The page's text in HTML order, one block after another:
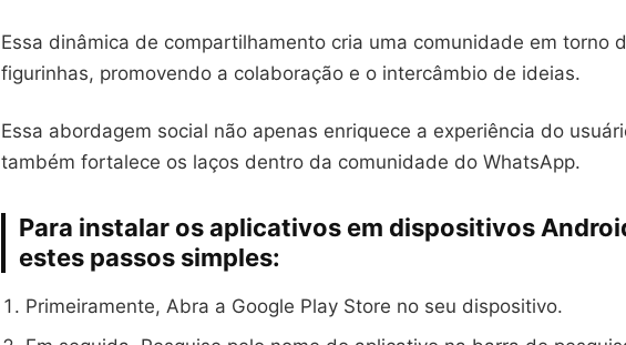
Essa dinâmica de compartilhamento cria uma comunidade em torno
figurinhas, promovendo a colaboração e o intercâmbio de ideias.
Essa abordagem social não apenas enriquece a experiência do
também fortalece os laços dentro da comunidade do WhatsApp.
Para instalar os aplicativos em dispositivos
estes passos simples:
Primeiramente, Abra a Google Play Store no seu dispositivo.